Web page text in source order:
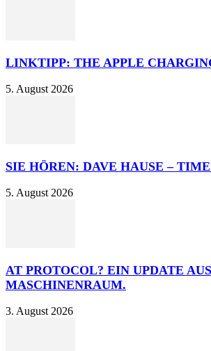
LINKTIPP: THE APPLE
5. August 2026
SIE HÖREN: DAVE HAUSE –
5. August 2026
AT PROTOCOL? EIN UPDATE
MASCHINENRAUM.
3. August 2026